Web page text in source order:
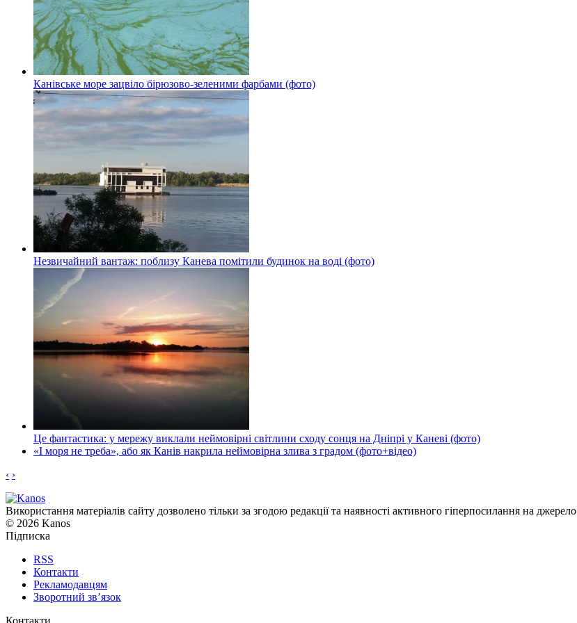
Канівське море зацвіло бірюзово-зеленими фарбами (фото)
Незвичайний вантаж: поблизу Канева помітили будинок на воді (фото)
Це фантастика: у мережу виклали неймовірні світлини сходу сонця на Дніпрі у Каневі (фото)
«І моря не треба», або як Канів накрила неймовірна злива з градом (фото+відео)
‹ ›
Використання матеріалів сайту дозволено тільки за згодою редакції та наявності активного гіперпосилання на джерело
© 2026 Kanos
Підписка
RSS
Контакти
Рекламодавцям
Зворотний зв’язок
Контакти